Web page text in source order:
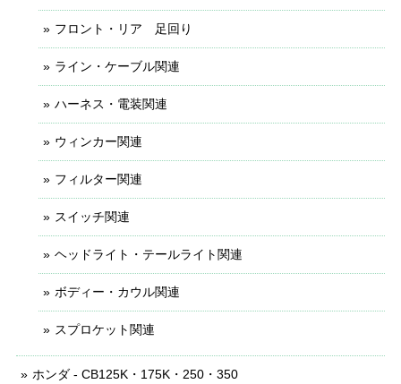
フロント・リア 足回り
ライン・ケーブル関連
ハーネス・電装関連
ウィンカー関連
フィルター関連
スイッチ関連
ヘッドライト・テールライト関連
ボディー・カウル関連
スプロケット関連
ホンダ - CB125K・175K・250・350